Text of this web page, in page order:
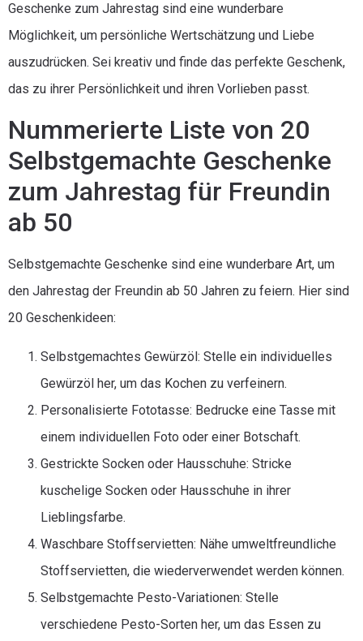
Geschenke zum Jahrestag sind eine wunderbare
Möglichkeit, um persönliche Wertschätzung und Liebe
auszudrücken. Sei kreativ und finde das perfekte Geschenk,
das zu ihrer Persönlichkeit und ihren Vorlieben passt.
Nummerierte Liste von 20
Selbstgemachte Geschenke
zum Jahrestag für Freundin
ab 50
Selbstgemachte Geschenke sind eine wunderbare Art, um
den Jahrestag der Freundin ab 50 Jahren zu feiern. Hier sind
20 Geschenkideen:
Selbstgemachtes Gewürzöl: Stelle ein individuelles
Gewürzöl her, um das Kochen zu verfeinern.
Personalisierte Fototasse: Bedrucke eine Tasse mit
einem individuellen Foto oder einer Botschaft.
Gestrickte Socken oder Hausschuhe: Stricke
kuschelige Socken oder Hausschuhe in ihrer
Lieblingsfarbe.
Waschbare Stoffservietten: Nähe umweltfreundliche
Stoffservietten, die wiederverwendet werden können.
Selbstgemachte Pesto-Variationen: Stelle
verschiedene Pesto-Sorten her, um das Essen zu